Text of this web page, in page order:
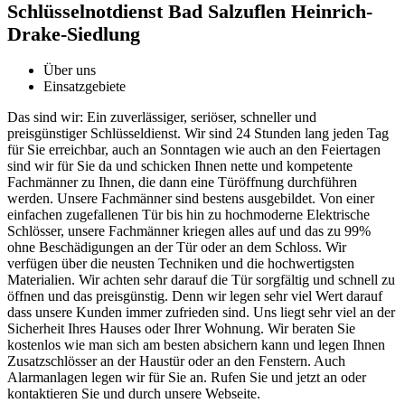
Schlüsselnotdienst Bad Salzuflen Heinrich-
Drake-Siedlung
Über uns
Einsatzgebiete
Das sind wir: Ein zuverlässiger, seriöser, schneller und
preisgünstiger Schlüsseldienst. Wir sind 24 Stunden lang jeden Tag
für Sie erreichbar, auch an Sonntagen wie auch an den Feiertagen
sind wir für Sie da und schicken Ihnen nette und kompetente
Fachmänner zu Ihnen, die dann eine Türöffnung durchführen
werden. Unsere Fachmänner sind bestens ausgebildet. Von einer
einfachen zugefallenen Tür bis hin zu hochmoderne Elektrische
Schlösser, unsere Fachmänner kriegen alles auf und das zu 99%
ohne Beschädigungen an der Tür oder an dem Schloss. Wir
verfügen über die neusten Techniken und die hochwertigsten
Materialien. Wir achten sehr darauf die Tür sorgfältig und schnell zu
öffnen und das preisgünstig. Denn wir legen sehr viel Wert darauf
dass unsere Kunden immer zufrieden sind. Uns liegt sehr viel an der
Sicherheit Ihres Hauses oder Ihrer Wohnung. Wir beraten Sie
kostenlos wie man sich am besten absichern kann und legen Ihnen
Zusatzschlösser an der Haustür oder an den Fenstern. Auch
Alarmanlagen legen wir für Sie an. Rufen Sie und jetzt an oder
kontaktieren Sie und durch unsere Webseite.